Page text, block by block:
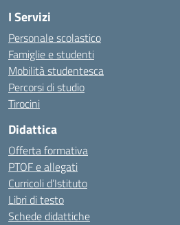
I Servizi
Personale scolastico
Famiglie e studenti
Mobilità studentesca
Percorsi di studio
Tirocini
Didattica
Offerta formativa
PTOF e allegati
Curricoli d’Istituto
Libri di testo
Schede didattiche